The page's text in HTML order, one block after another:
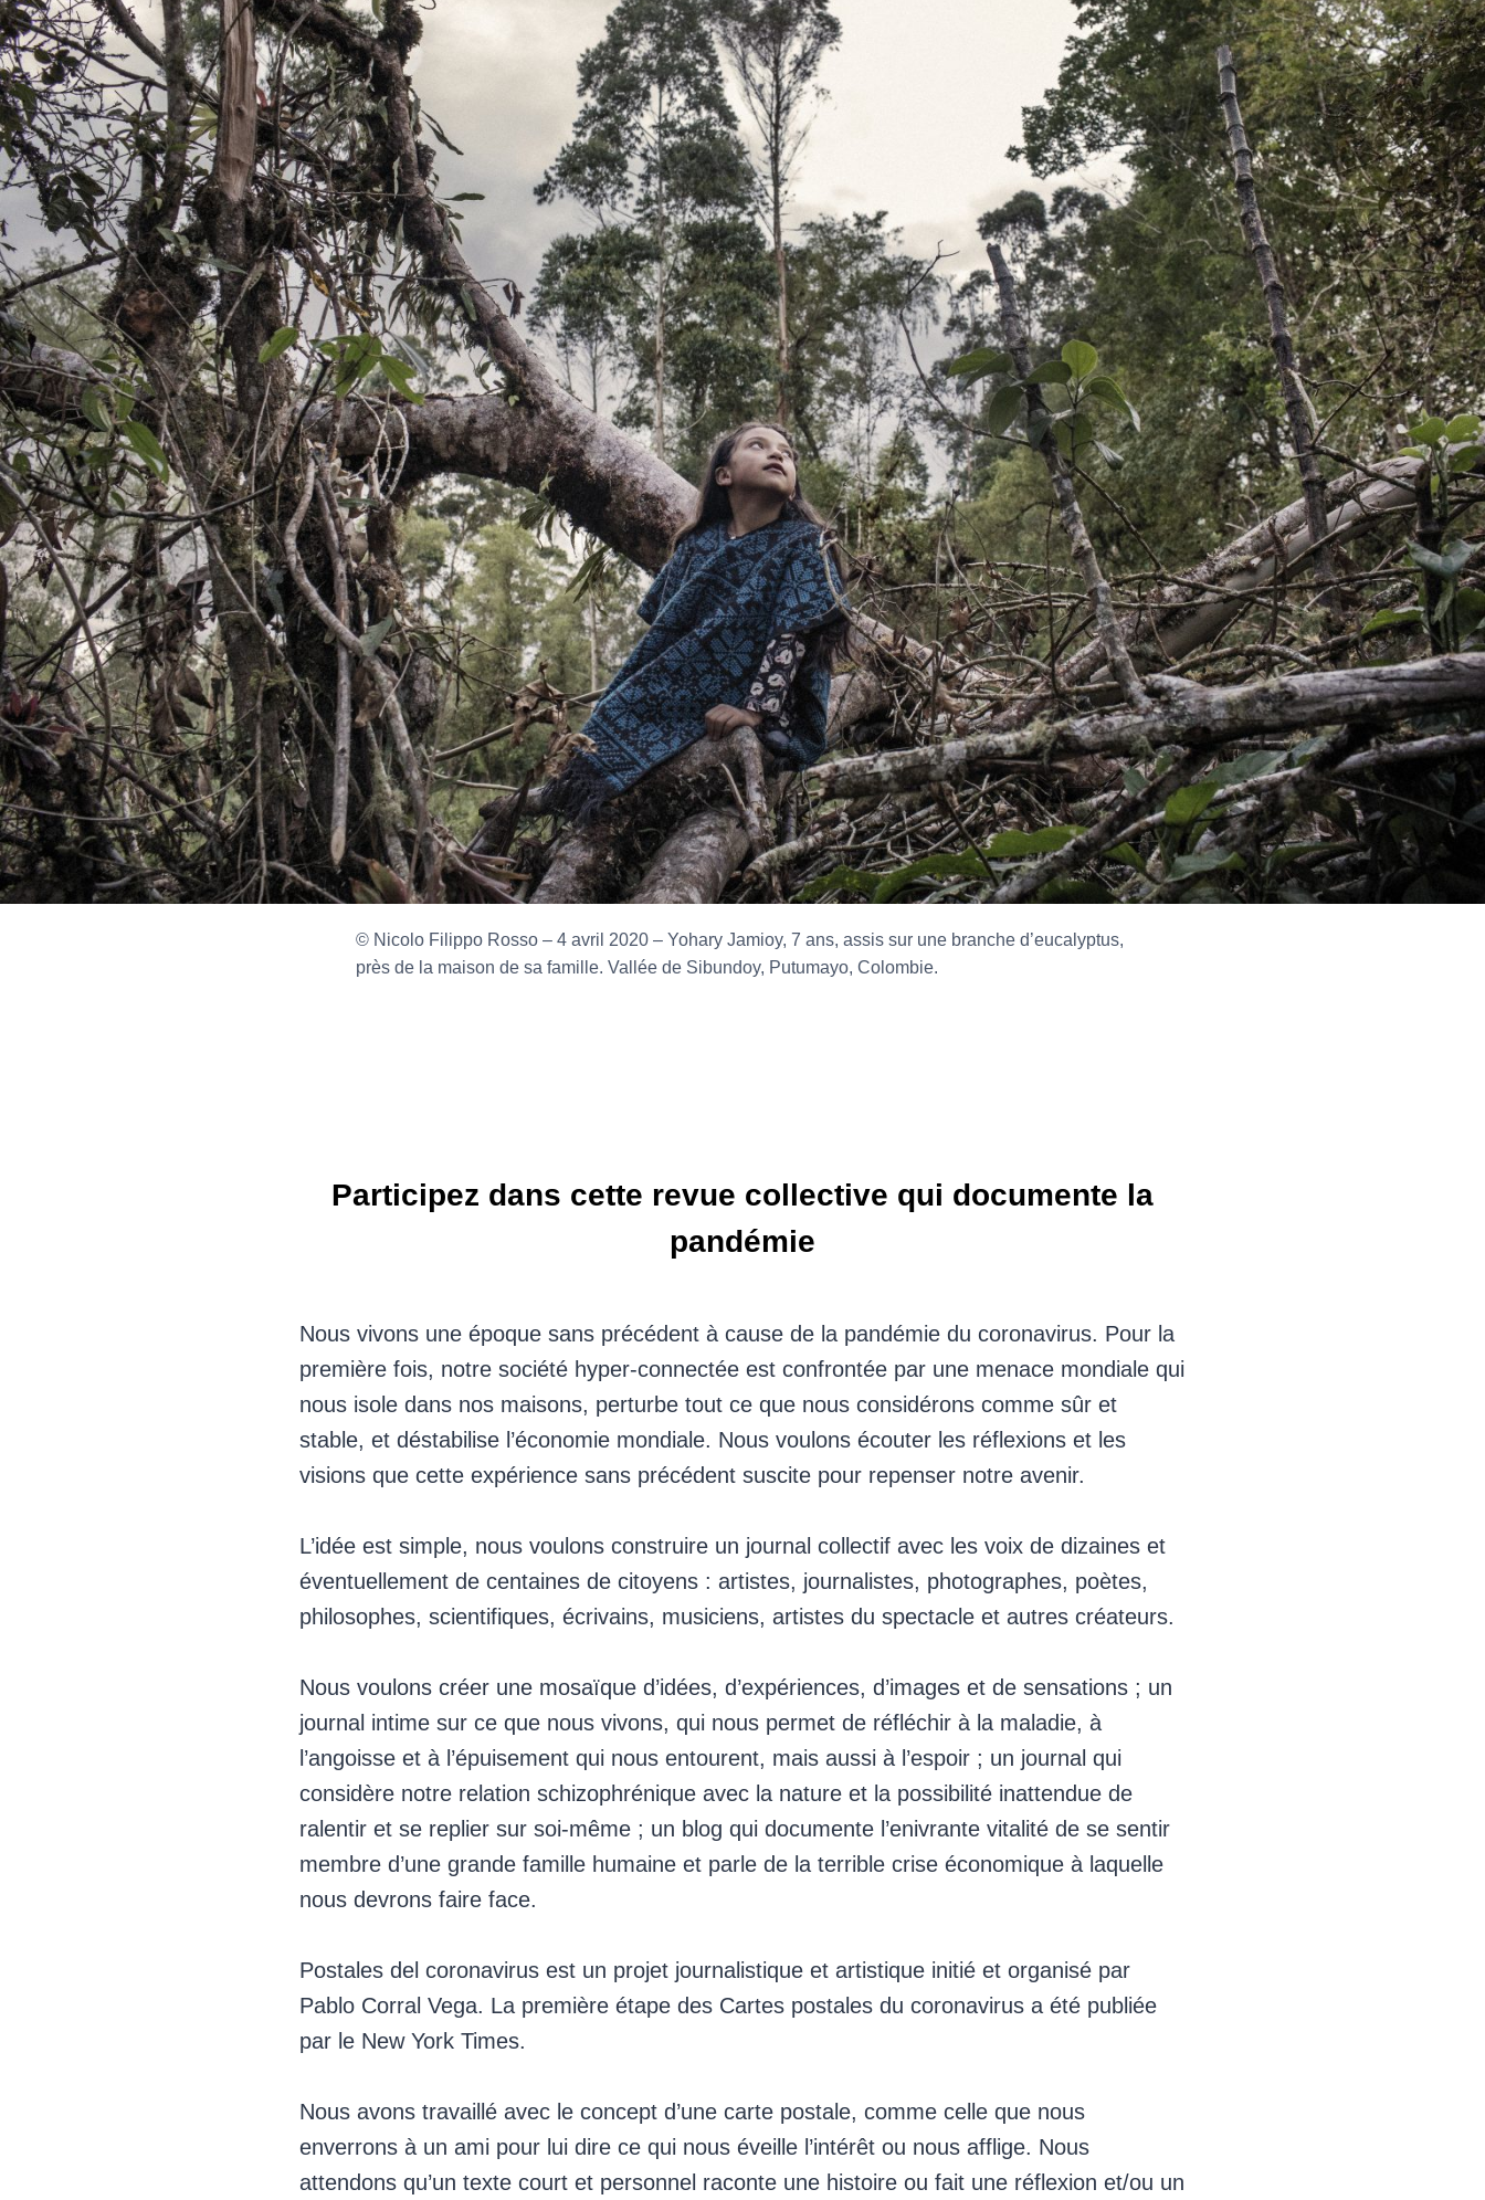
© Nicolo Filippo Rosso – 4 avril 2020 – Yohary Jamioy, 7 ans, assis sur une branche d’eucalyptus,
près de la maison de sa famille. Vallée de Sibundoy, Putumayo, Colombie.
Participez dans cette revue collective qui documente la
pandémie
Nous vivons une époque sans précédent à cause de la pandémie du coronavirus. Pour la
première fois, notre société hyper-connectée est confrontée par une menace mondiale qui
nous isole dans nos maisons, perturbe tout ce que nous considérons comme sûr et
stable, et déstabilise l’économie mondiale. Nous voulons écouter les réflexions et les
visions que cette expérience sans précédent suscite pour repenser notre avenir.
L’idée est simple, nous voulons construire un journal collectif avec les voix de dizaines et
éventuellement de centaines de citoyens : artistes, journalistes, photographes, poètes,
philosophes, scientifiques, écrivains, musiciens, artistes du spectacle et autres créateurs.
Nous voulons créer une mosaïque d’idées, d’expériences, d’images et de sensations ; un
journal intime sur ce que nous vivons, qui nous permet de réfléchir à la maladie, à
l’angoisse et à l’épuisement qui nous entourent, mais aussi à l’espoir ; un journal qui
considère notre relation schizophrénique avec la nature et la possibilité inattendue de
ralentir et se replier sur soi-même ; un blog qui documente l’enivrante vitalité de se sentir
membre d’une grande famille humaine et parle de la terrible crise économique à laquelle
nous devrons faire face.
Postales del coronavirus est un projet journalistique et artistique initié et organisé par
Pablo Corral Vega. La première étape des Cartes postales du coronavirus a été publiée
par le New York Times.
Nous avons travaillé avec le concept d’une carte postale, comme celle que nous
enverrons à un ami pour lui dire ce qui nous éveille l’intérêt ou nous afflige. Nous
attendons qu’un texte court et personnel raconte une histoire ou fait une réflexion et/ou un